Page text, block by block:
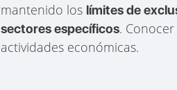
mantenido los límites de
sectores específicos.
actividades económicas.